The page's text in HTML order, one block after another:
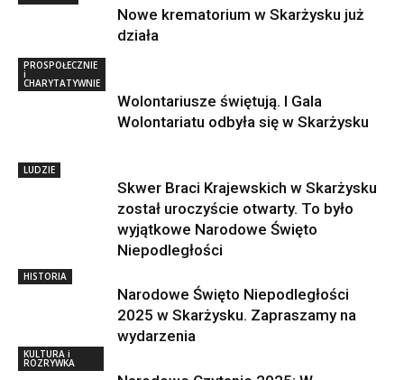
Nowe krematorium w Skarżysku już
działa
PROSPOŁECZNIE
i
CHARYTATYWNIE
Wolontariusze świętują. I Gala
Wolontariatu odbyła się w Skarżysku
LUDZIE
Skwer Braci Krajewskich w Skarżysku
został uroczyście otwarty. To było
wyjątkowe Narodowe Święto
Niepodległości
HISTORIA
Narodowe Święto Niepodległości
2025 w Skarżysku. Zapraszamy na
wydarzenia
KULTURA i
ROZRYWKA